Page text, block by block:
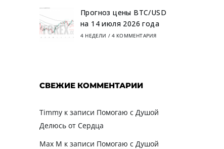
Прогноз цены BTC/USD
на 14 июля 2026 года
4 НЕДЕЛИ / 4 КОММЕНТАРИЯ
СВЕЖИЕ КОММЕНТАРИИ
Timmyк записи Помогаю с Душой
Делюсь от Сердца
Max M к записи Помогаю с Душой